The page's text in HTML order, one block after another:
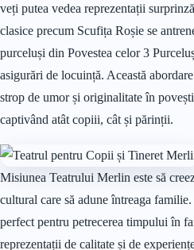
veți putea vedea reprezentații
clasice precum Scufița Roșie se
purceluși din Povestea celor 3
asigurări de locuință. Această
strop de umor și originalitate în
captivând atât copiii, cât și părinții.
Misiunea Teatrului Merlin este să
cultural care să adune întreaga
perfect pentru petrecerea timpului în
reprezentații de calitate și de